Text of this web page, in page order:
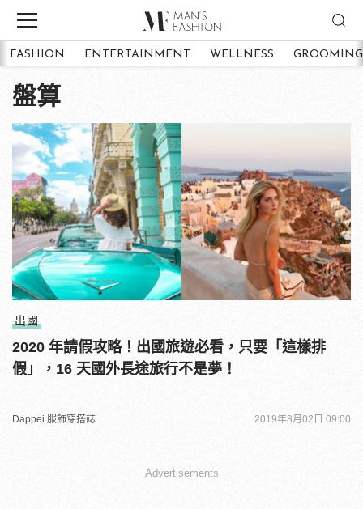
FASHION ENTERTAINMENT WELLNESS GROOMING
盤算
出國
2020 年請假攻略！出國旅遊必看，只要「這樣排
假」，16 天國外長途旅行不是夢！
Dappei 服飾穿搭誌 2019年8月02日 09:00
Advertisements